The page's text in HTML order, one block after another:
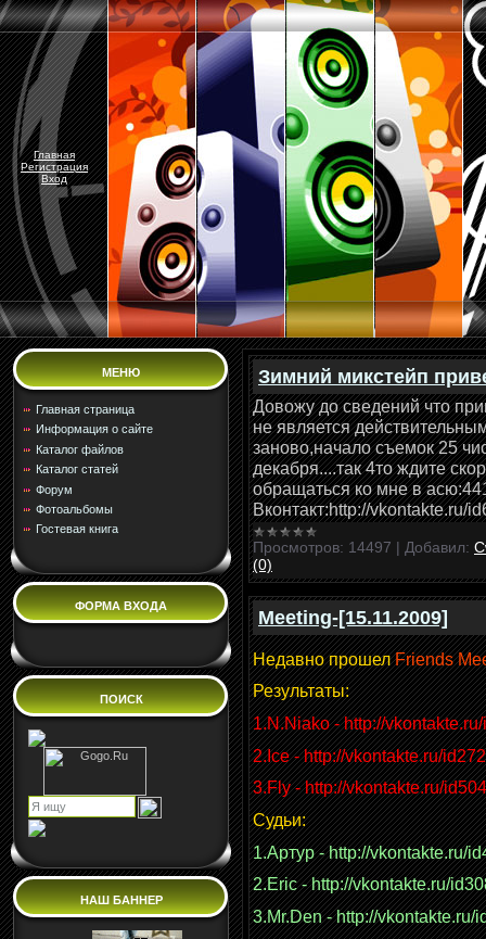
Главная
Регистрация
Вход
МЕНЮ
Главная страница
Информация о сайте
Каталог файлов
Каталог статей
Форум
Фотоальбомы
Гостевая книга
ФОРМА ВХОДА
ПОИСК
НАШ БАННЕР
Зимний микстейп
Довожу до сведений что
не является
заново,начало съемок 25
декабря....так 4то ждите
обращаться ко мне в
Вконтакт:http://vkontakte.ru/
Просмотров: 14497 | Добавил:
(0)
Meeting-[15.11.2009]
Недавно прошел Friends
Результаты:
1.N.Niako - http://
2.Ice - http://vkontakte.ru/
3.Fly - http://vkontakte.ru/
Судьи:
1.Артур - http://vkontakte.ru/
2.Eric - http://vkontakte.ru/
3.Mr.Den - http://